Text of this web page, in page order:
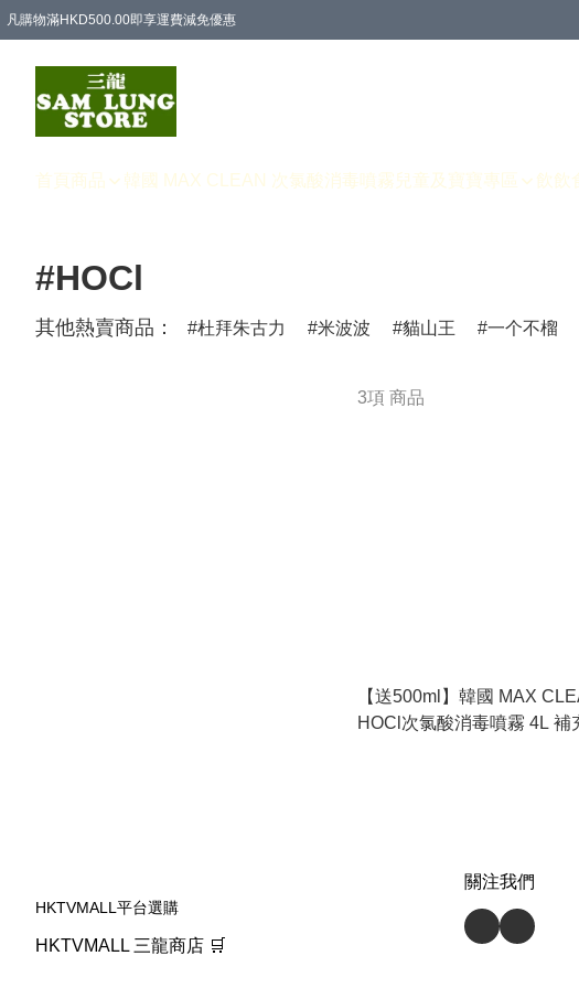
凡購物滿HKD500.00即享運費減免優惠
首頁 商品 韓國 MAX CLEAN 次氯酸消毒噴霧 兒童及寶寶專區 飲飲
#HOCl
其他熱賣商品： 杜拜朱古力 米波波 貓山王 一个不榴
3項 商品
【送500ml】韓國 MAX
HOCl次氯酸消毒噴霧 4L 補
HKTVMALL平台選購
HKTVMALL 三龍商店 🛒
關注我們